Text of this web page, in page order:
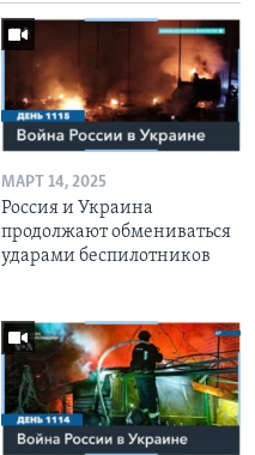
МАРТ 14, 2025
Россия и Украина
продолжают обмениваться
ударами беспилотников